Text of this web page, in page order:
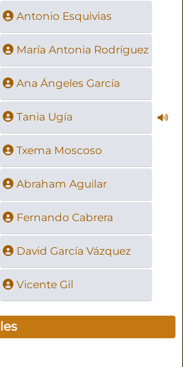
Antonio Esquivias
María Antonia Rodríguez
Ana Ángeles García
Tania Ugía
Txema Moscoso
Abraham Aguilar
Fernando Cabrera
David García Vázquez
Vicente Gil